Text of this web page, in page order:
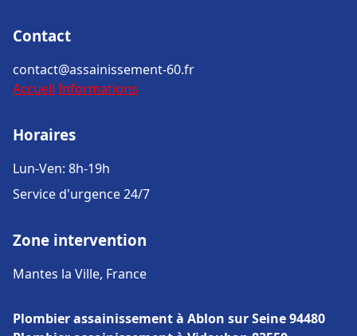
Contact
contact@assainissement-60.fr
Accueil Informations
Horaires
Lun-Ven: 8h-19h
Service d'urgence 24/7
Zone intervention
Mantes la Ville, France
Plombier assainissement à Ablon sur Seine 94480